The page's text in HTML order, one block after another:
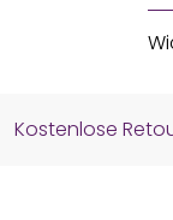
Kostenlose